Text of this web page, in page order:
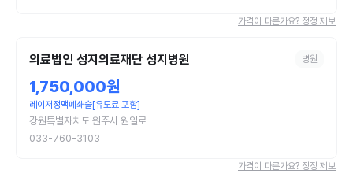
가격이 다른가요? 정정 제보
의료법인 성지의료재단 성지병원 병원
1,750,000원
레이저정맥폐쇄술[유도료 포함]
강원특별자치도 원주시 원일로
033-760-3103
가격이 다른가요? 정정 제보